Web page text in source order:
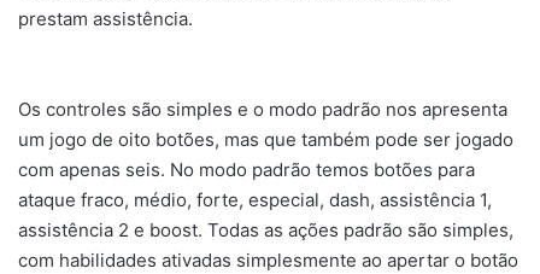
prestam assistência.
Os controles são simples e o modo padrão nos apresenta
um jogo de oito botões, mas que também pode ser jogado
com apenas seis. No modo padrão temos botões para
ataque fraco, médio, forte, especial, dash, assistência 1,
assistência 2 e boost. Todas as ações padrão são simples,
com habilidades ativadas simplesmente ao apertar o botão